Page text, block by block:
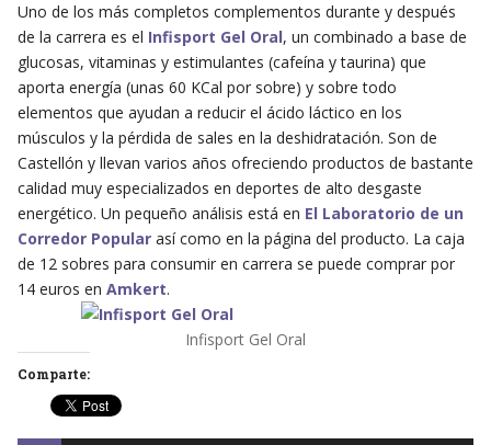
Uno de los más completos complementos durante y después
de la carrera es el Infisport Gel Oral, un combinado a base de
glucosas, vitaminas y estimulantes (cafeína y taurina) que
aporta energía (unas 60 KCal por sobre) y sobre todo
elementos que ayudan a reducir el ácido láctico en los
músculos y la pérdida de sales en la deshidratación. Son de
Castellón y llevan varios años ofreciendo productos de bastante
calidad muy especializados en deportes de alto desgaste
energético. Un pequeño análisis está en El Laboratorio de un
Corredor Popularasí como en la página del producto. La caja
de 12 sobres para consumir en carrera se puede comprar por
14 euros en Amkert.
Infisport Gel Oral
Comparte: